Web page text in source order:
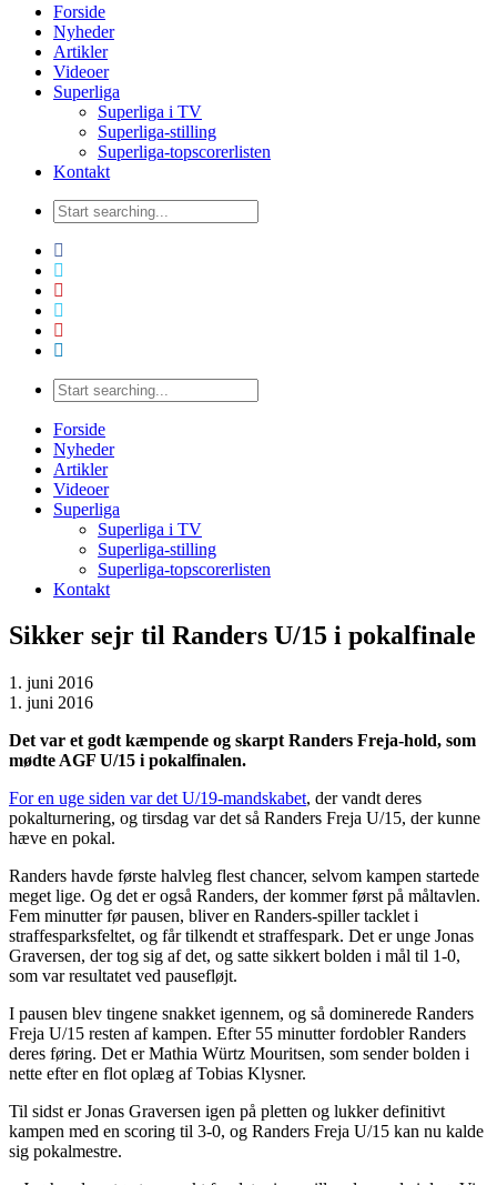
Forside
Nyheder
Artikler
Videoer
Superliga
Superliga i TV
Superliga-stilling
Superliga-topscorerlisten
Kontakt
Forside
Nyheder
Artikler
Videoer
Superliga
Superliga i TV
Superliga-stilling
Superliga-topscorerlisten
Kontakt
Sikker sejr til Randers U/15 i pokalfinale
1. juni 2016
1. juni 2016
Det var et godt kæmpende og skarpt Randers Freja-hold, som
mødte AGF U/15 i pokalfinalen.
For en uge siden var det U/19-mandskabet, der vandt deres
pokalturnering, og tirsdag var det så Randers Freja U/15, der kunne
hæve en pokal.
Randers havde første halvleg flest chancer, selvom kampen startede
meget lige. Og det er også Randers, der kommer først på måltavlen.
Fem minutter før pausen, bliver en Randers-spiller tacklet i
straffesparksfeltet, og får tilkendt et straffespark. Det er unge Jonas
Graversen, der tog sig af det, og satte sikkert bolden i mål til 1-0,
som var resultatet ved pausefløjt.
I pausen blev tingene snakket igennem, og så dominerede Randers
Freja U/15 resten af kampen. Efter 55 minutter fordobler Randers
deres føring. Det er Mathia Würtz Mouritsen, som sender bolden i
nette efter en flot oplæg af Tobias Klysner.
Til sidst er Jonas Graversen igen på pletten og lukker definitivt
kampen med en scoring til 3-0, og Randers Freja U/15 kan nu kalde
sig pokalmestre.